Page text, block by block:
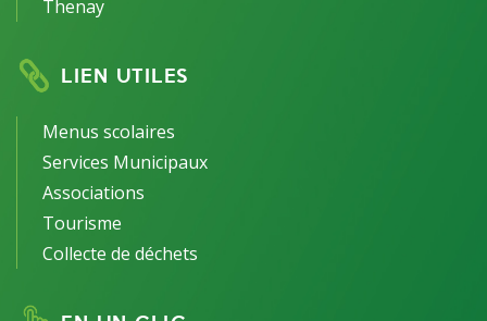
Thenay
LIEN UTILES
Menus scolaires
Services Municipaux
Associations
Tourisme
Collecte de déchets